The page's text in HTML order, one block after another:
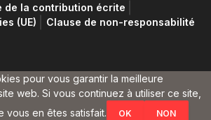
de la contribution écrite
(UE)
Clause de non-responsabilité
pour vous garantir la meilleure
web. Si vous continuez à utiliser ce site,
vous en êtes satisfait.
OK NON